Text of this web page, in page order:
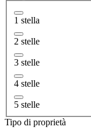
1 stella
2 stelle
3 stelle
4 stelle
5 stelle
Tipo di proprietà